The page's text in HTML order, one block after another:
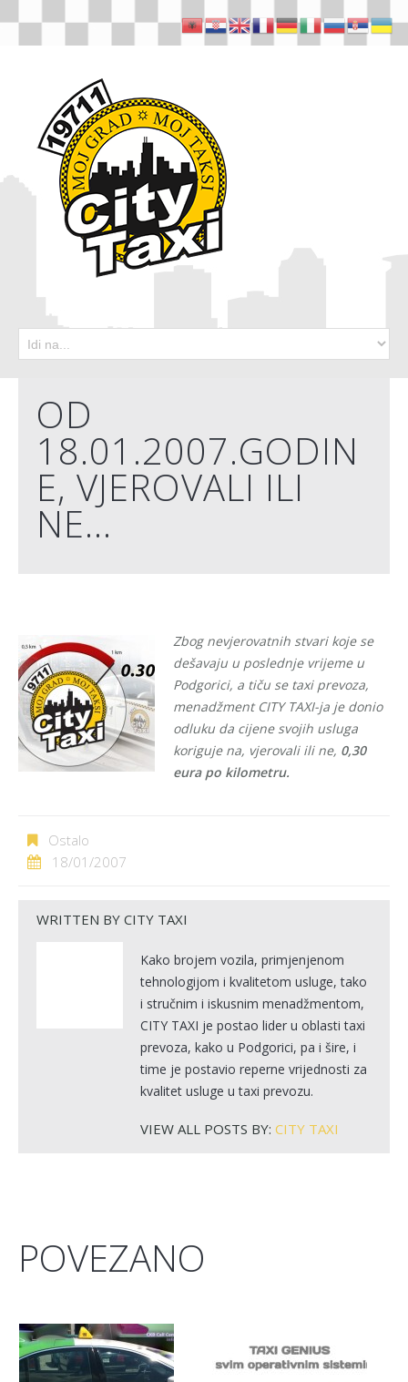
OD
18.01.2007.GODIN
E, VJEROVALI ILI
NE…
Zbog nevjerovatnih stvari koje se
dešavaju u poslednje vrijeme u
Podgorici, a tiču se taxi prevoza,
menadžment CITY TAXI-ja je donio
odluku da cijene svojih usluga
koriguje na, vjerovali ili ne, 0,30
eura po kilometru.
Ostalo
18/01/2007
WRITTEN BY CITY TAXI
Kako brojem vozila, primjenjenom
tehnologijom i kvalitetom usluge, tako
i stručnim i iskusnim menadžmentom,
CITY TAXI je postao lider u oblasti taxi
prevoza, kako u Podgorici, pa i šire, i
time je postavio reperne vrijednosti za
kvalitet usluge u taxi prevozu.
VIEW ALL POSTS BY: CITY TAXI
POVEZANO